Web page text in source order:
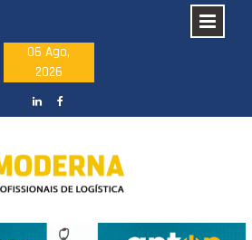
06 Ago,
2026